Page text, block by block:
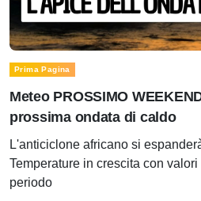
Prima Pagina
Meteo PROSSIMO
prossima ondata di caldo
L'anticiclone africano si
Temperature in crescita con
periodo